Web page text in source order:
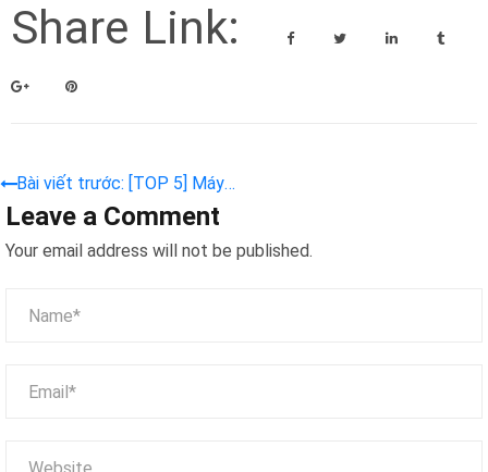
Share Link:
Bài viết trước: [TOP 5] Máy
gắp gấu bông siêu thu hút
trẻ em tại khu vui chơi hiện
Leave a Comment
Your email address will not be published.